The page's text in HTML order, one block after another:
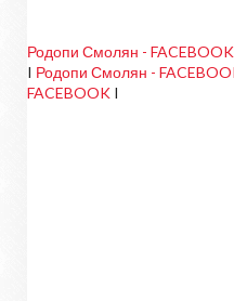
Родопи Смолян - FACEBOOK
I Родопи Смолян -
FACEBOOK I